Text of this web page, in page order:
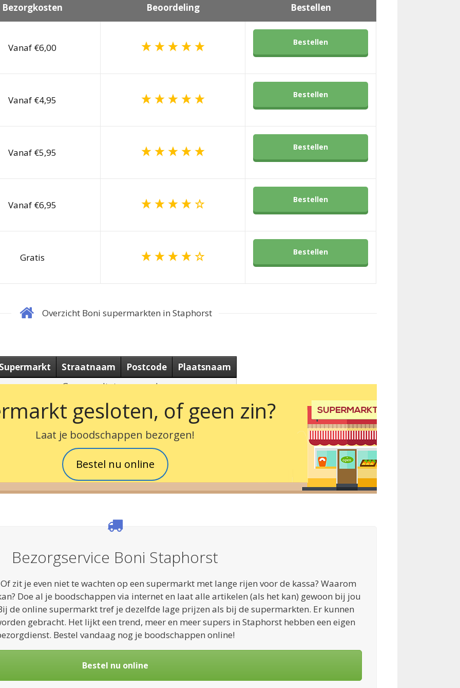
Bezorgkosten Beoordeling Bestellen
Vanaf €6,00 Bestellen
Vanaf €4,95 Bestellen
Vanaf €5,95 Bestellen
Vanaf €6,95 Bestellen
Gratis Bestellen
Overzicht Boni supermarkten in Staphorst
Straatnaam Postcode
Plaatsnaam
Geen resultaten gevonden
gesloten, of geen zin?
Laat je boodschappen bezorgen!
Bestel nu online
Bezorgservice Boni Staphorst
zit je even niet te wachten op een supermarkt met lange rijen voor de kassa? Waarom
Doe al je boodschappen via internet en laat alle artikelen (als het kan) gewoon bij jou
de online supermarkt tref je dezelfde lage prijzen als bij de supermarkten. Er kunnen
gebracht. Het lijkt een trend, meer en meer supers in Staphorst hebben een eigen
Bestel vandaag nog je boodschappen online!
Bestel nu online